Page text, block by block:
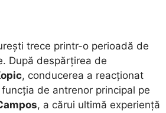
trece printr-o perioadă de
După despărțirea de
, conducerea a reacționat
de antrenor principal pe
, a cărui ultimă experiență